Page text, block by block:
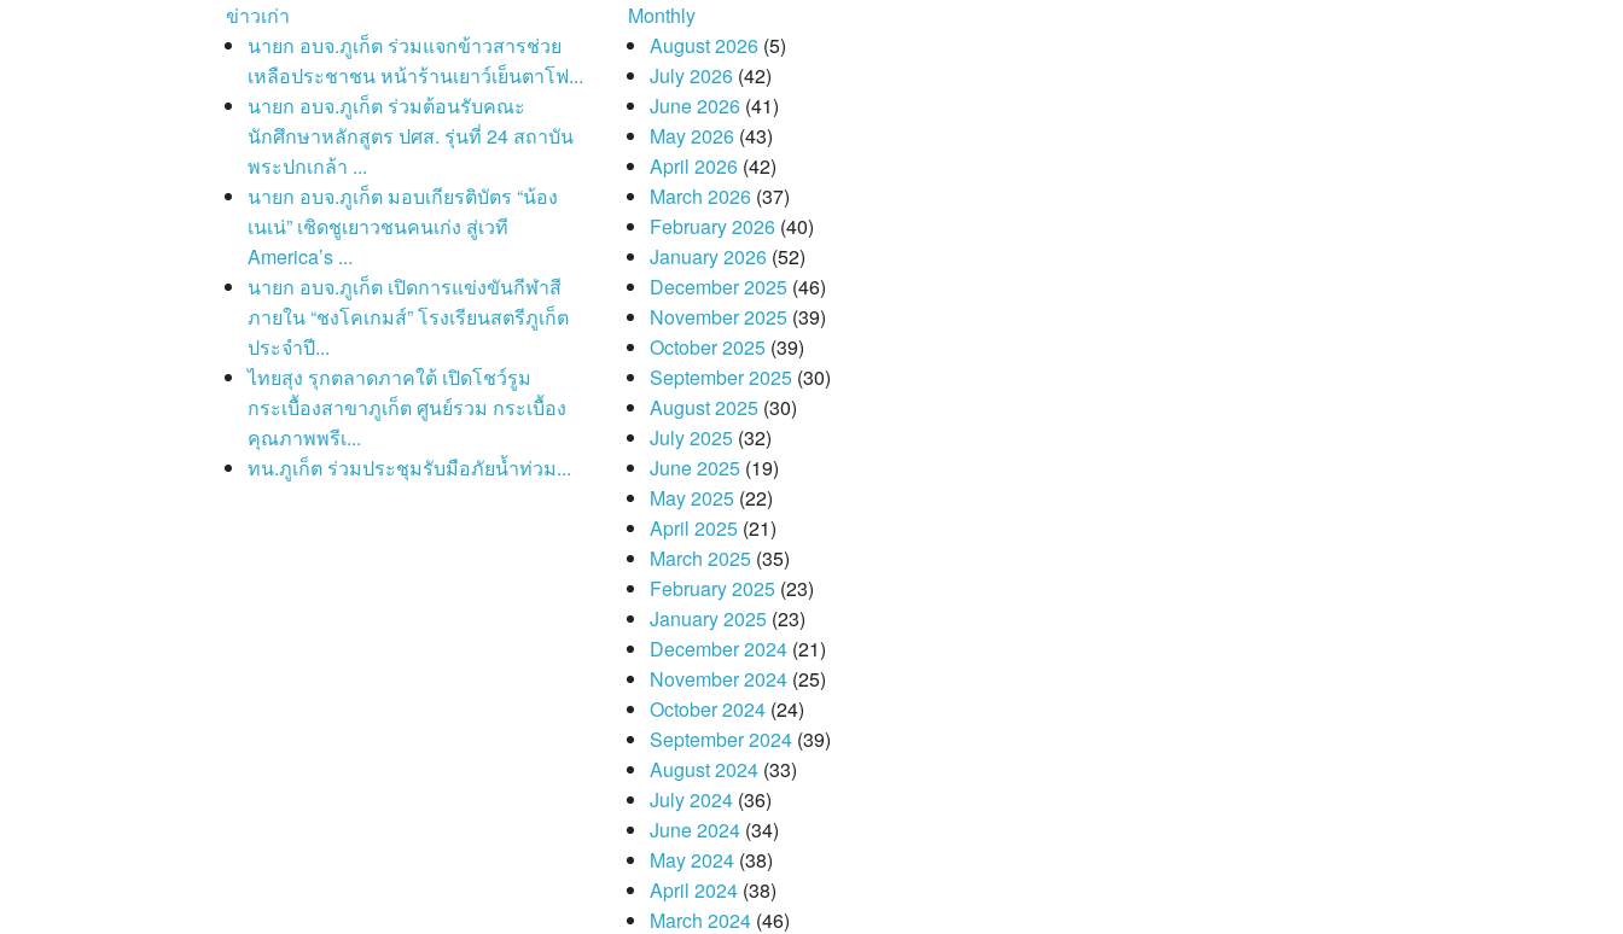
ข่าวเก่า
นายก อบจ.ภูเก็ต ร่วมแจกข้าวสารช่วย
เหลือประชาชน หน้าร้านเยาว์เย็นตาโฟ...
นายก อบจ.ภูเก็ต ร่วมต้อนรับคณะ
นักศึกษาหลักสูตร ปศส. รุ่นที่ 24 สถาบัน
พระปกเกล้า ...
นายก อบจ.ภูเก็ต มอบเกียรติบัตร “น้อง
เนเน่” เชิดชูเยาวชนคนเก่ง สู่เวที
America’s ...
นายก อบจ.ภูเก็ต เปิดการแข่งขันกีฬาสี
ภายใน “ชงโคเกมส์” โรงเรียนสตรีภูเก็ต
ประจำปี...
ไทยสุง รุกตลาดภาคใต้ เปิดโชว์รูม
กระเบื้องสาขาภูเก็ต ศูนย์รวม กระเบื้อง
คุณภาพพรีเ...
ทน.ภูเก็ต ร่วมประชุมรับมือภัยน้ำท่วม...
Monthly
August 2026(5)
July 2026(42)
June 2026(41)
May 2026(43)
April 2026(42)
March 2026(37)
February 2026(40)
January 2026(52)
December 2025(46)
November 2025(39)
October 2025(39)
September 2025(30)
August 2025(30)
July 2025(32)
June 2025(19)
May 2025(22)
April 2025(21)
March 2025(35)
February 2025(23)
January 2025(23)
December 2024(21)
November 2024(25)
October 2024(24)
September 2024(39)
August 2024(33)
July 2024(36)
June 2024(34)
May 2024(38)
April 2024(38)
March 2024(46)